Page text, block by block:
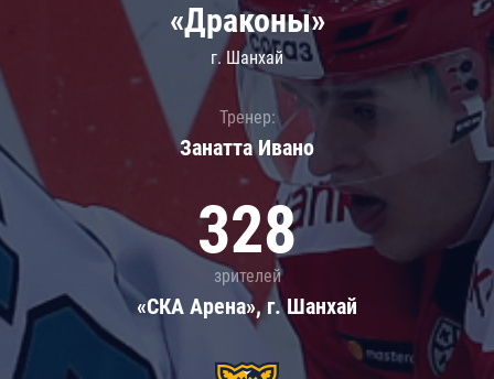
«Драконы»
г. Шанхай
Тренер:
Занатта Иванo
328
зрителей
«СКА Арена», г. Шанхай